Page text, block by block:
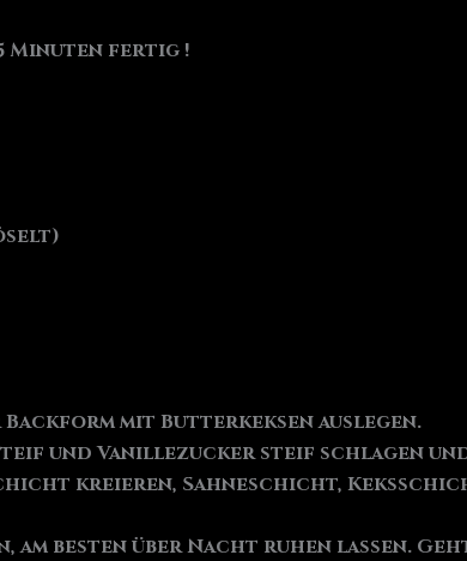
Minuten fertig !
mit Butterkeksen auslegen.
und Vanillezucker steif schlagen
kreieren, Sahneschicht,
am besten über Nacht ruhen lassen.